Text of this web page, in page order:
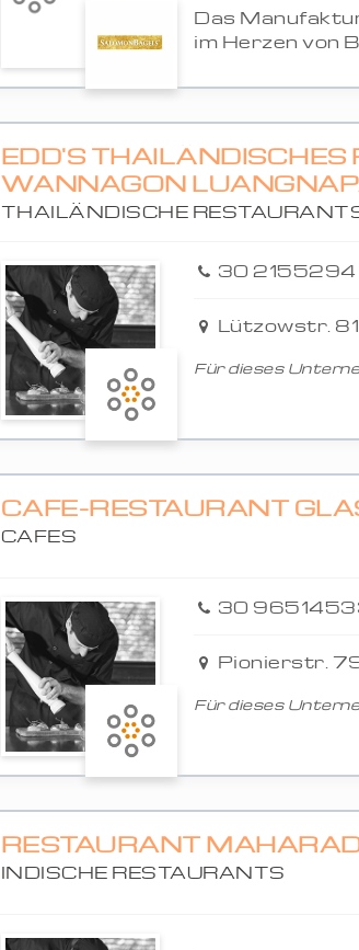
Das
im Herzen von
EDD'S THAILÄNDISCHES
WANNAGON
THAILÄNDISCHE
30 2155294
Lützowstr.
Für dieses
CAFE-RESTAURANT
CAFES
30
Pionierstr.
Für dieses
RESTAURANT
INDISCHE RESTAURANTS